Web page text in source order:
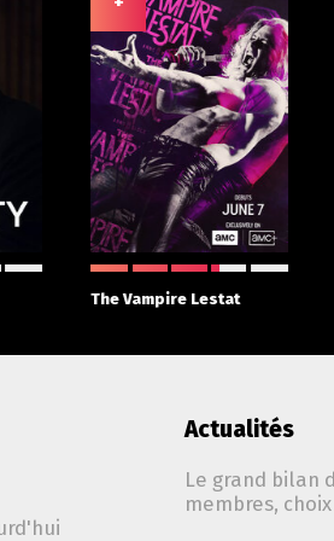
The Vampire Lestat
Actualités
Le grand bilan
membres,